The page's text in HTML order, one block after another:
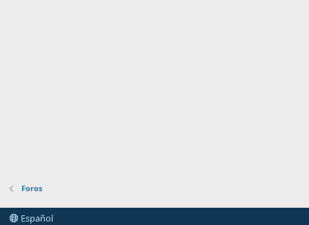
Foros
Español